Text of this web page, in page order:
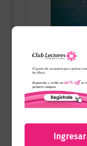
Ingresar